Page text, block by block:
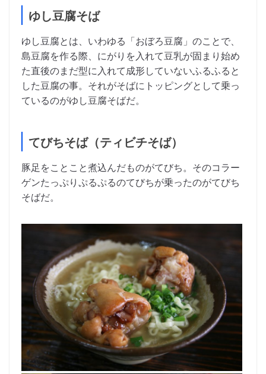
ゆし豆腐そば
ゆし豆腐とは、いわゆる「おぼろ豆腐」のことで、
島豆腐を作る際、にがりを入れて豆乳が固まり始め
た直後のまだ型に入れて成形していないふるふると
した豆腐の事。それがそばにトッピングとして乗っ
ているのがゆし豆腐そばだ。
てびちそば（ティビチそば）
豚足をことこと煮込んだものがてびち。そのコラー
ゲンたっぷりぷるぷるのてびちが乗ったのがてびち
そばだ。